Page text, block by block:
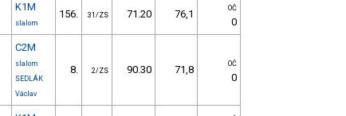
K1M
slalom
156. 31/ZS 71.20 76,1 OČ
0
C2M
slalom
SEDLÁK
Václav
8. 2/ZS 90.30 71,8 OČ
0